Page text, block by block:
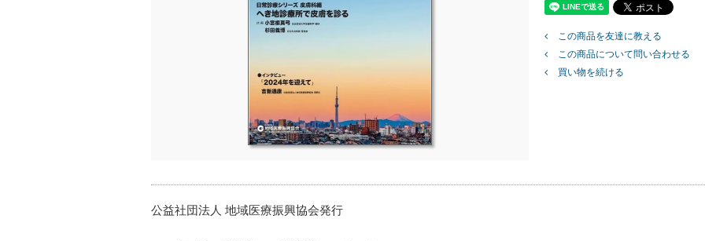
この商品を友達に教える
この商品について問い合わせる
買い物を続ける
公益社団法人 地域医療振興協会発行